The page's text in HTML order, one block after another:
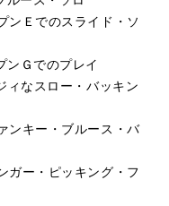
Ｅでのスライド・ソ
Ｇでのプレイ
なスロー・バッキン
キー・ブルース・バ
ー・ピッキング・フ